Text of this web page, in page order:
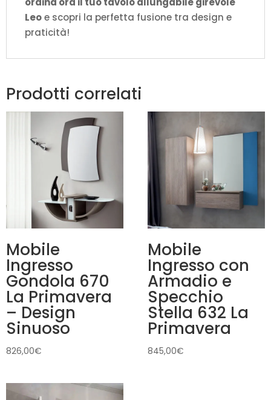
Leoe scopri la perfetta fusione tra design e
praticità!
Prodotti correlati
Mobile
Ingresso
Gondola 670
La Primavera
– Design
Sinuoso
826,00€
Mobile
Ingresso con
Armadio e
Specchio
Stella 632 La
Primavera
845,00€